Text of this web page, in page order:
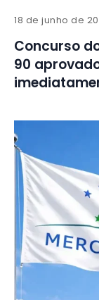
18 de junho de
Concurso
90